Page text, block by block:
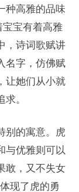
种高雅的品味
宝宝有着高雅
，诗词歌赋讲
名字，仿佛赋
让她们从小就
。
别的寓意。虎
与优雅则可以
敢，又不失女
现了虎的勇